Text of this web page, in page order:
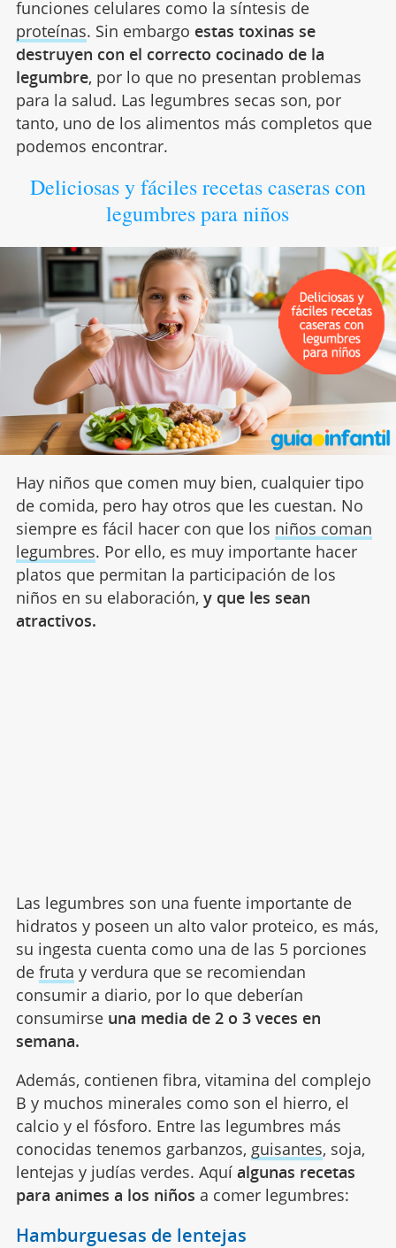
funciones celulares como la síntesis de
proteínas. Sin embargo estas toxinas se
destruyen con el correcto cocinado de la
legumbre, por lo que no presentan problemas
para la salud. Las legumbres secas son, por
tanto, uno de los alimentos más completos que
podemos encontrar.
Deliciosas y fáciles recetas caseras con
legumbres para niños
Hay niños que comen muy bien, cualquier tipo
de comida, pero hay otros que les cuestan. No
siempre es fácil hacer con que los niños coman
legumbres. Por ello, es muy importante hacer
platos que permitan la participación de los
niños en su elaboración, y que les sean
atractivos.
Las legumbres son una fuente importante de
hidratos y poseen un alto valor proteico, es más,
su ingesta cuenta como una de las 5 porciones
de fruta y verdura que se recomiendan
consumir a diario, por lo que deberían
consumirse una media de 2 o 3 veces en
semana.
Además, contienen fibra, vitamina del complejo
B y muchos minerales como son el hierro, el
calcio y el fósforo. Entre las legumbres más
conocidas tenemos garbanzos, guisantes, soja,
lentejas y judías verdes. Aquí algunas recetas
para animes a los niños a comer legumbres:
Hamburguesas de lentejas